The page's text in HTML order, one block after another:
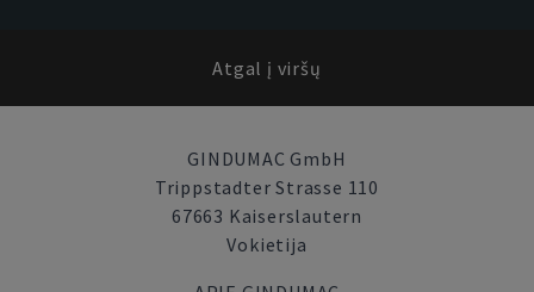
Atgal į viršų
GINDUMAC GmbH
Trippstadter Strasse 110
67663 Kaiserslautern
Vokietija